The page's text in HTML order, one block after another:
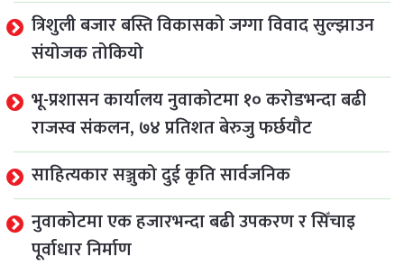
त्रिशुली बजार बस्ति विकासको जग्गा विवाद सुल्झाउन
संयोजक तोकियो
भू-प्रशासन कार्यालय नुवाकोटमा १० करोडभन्दा बढी
राजस्व संकलन, ७४ प्रतिशत बेरुजु फर्छयौट
साहित्यकार सञ्जुको दुई कृति सार्वजनिक
नुवाकोटमा एक हजारभन्दा बढी उपकरण र सिँचाइ
पूर्वाधार निर्माण